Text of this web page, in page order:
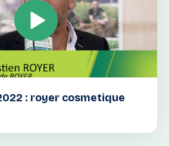
: royer cosmetique